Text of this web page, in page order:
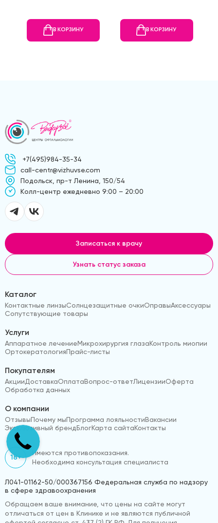
В КОРЗИНУ В КОРЗИНУ
+7(495)984-35-34
call-centr@vizhuvse.com
Подольск, пр-т Ленина, 150/54
Kолл-центр ежедневно 9:00 – 20:00
Записаться к врачу
Узнать статус заказа
Каталог
Контактные линзыСолнцезащитные очкиОправыАксессуары
Сопутствующие товары
Услуги
Аппаратное лечениеМикрохирургия глазаКонтроль миопии
ОртокератологияПрайс-листы
Покупателям
АкцииДоставкаОплатаВопрос-ответЛицензииОферта
Обработка данных
О компании
ОтзывыПочему мыПрограмма лояльностиВакансии
Эксклюзивный брендБлогКарта сайтаКонтакты
18+
Имеются противопоказания.
Необходима консультация специалиста
Л041-01162-50/000367156 Федеральная служба по надзору
в сфере здравоохранения
Обращаем ваше внимание, что цены на сайте могут
отличаться от цен в Клинике и не являются публичной